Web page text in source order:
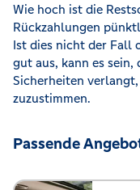
Wie hoch ist die
Rückzahlungen
Ist dies nicht der
gut aus, kann es sein,
Sicherheiten
zuzustimmen.
Passende